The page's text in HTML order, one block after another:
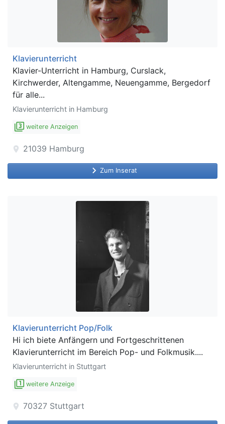
Klavierunterricht
Klavier-Unterricht in Hamburg, Curslack,
Kirchwerder, Altengamme, Neuengamme, Bergedorf
für alle...
Klavierunterricht in Hamburg
filter_3 weitere Anzeigen
location_on 21039 Hamburg
keyboard_arrow_right Zum Inserat
Klavierunterricht Pop/Folk
Hi ich biete Anfängern und Fortgeschrittenen
Klavierunterricht im Bereich Pop- und Folkmusik....
Klavierunterricht in Stuttgart
filter_1 weitere Anzeige
location_on 70327 Stuttgart